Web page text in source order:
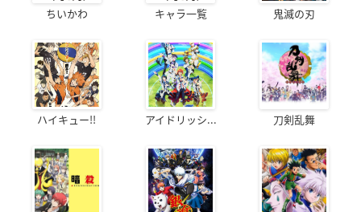
ちいかわ キャラ一覧 鬼滅の刃
ハイキュー!! アイドリッシ... 刀剣乱舞